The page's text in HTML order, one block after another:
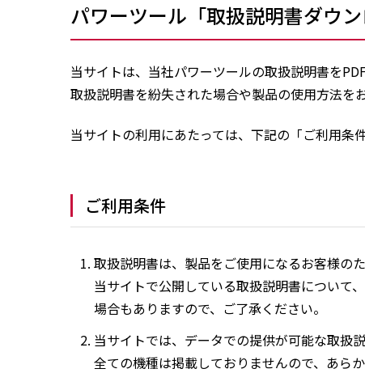
パワーツール「取扱説明書ダウ
当サイトは、当社パワーツールの取扱説明書を
取扱説明書を紛失された場合や製品の使用方法を
当サイトの利用にあたっては、下記の「ご利用条
ご利用条件
取扱説明書は、製品をご使用になるお客様の
当サイトで公開している取扱説明書について
場合もありますので、ご了承ください。
当サイトでは、データでの提供が可能な取扱
全ての機種は掲載しておりませんので、あら